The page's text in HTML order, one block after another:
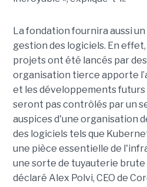
La fondation fournira aussi
gestion des logiciels. En
projets ont été lancés par
organisation tierce apporte
et les développements futurs
seront pas contrôlés par un
auspices d'une organisation
des logiciels tels que
une pièce essentielle de
une sorte de tuyauterie brute
déclaré Alex Polvi, CEO de